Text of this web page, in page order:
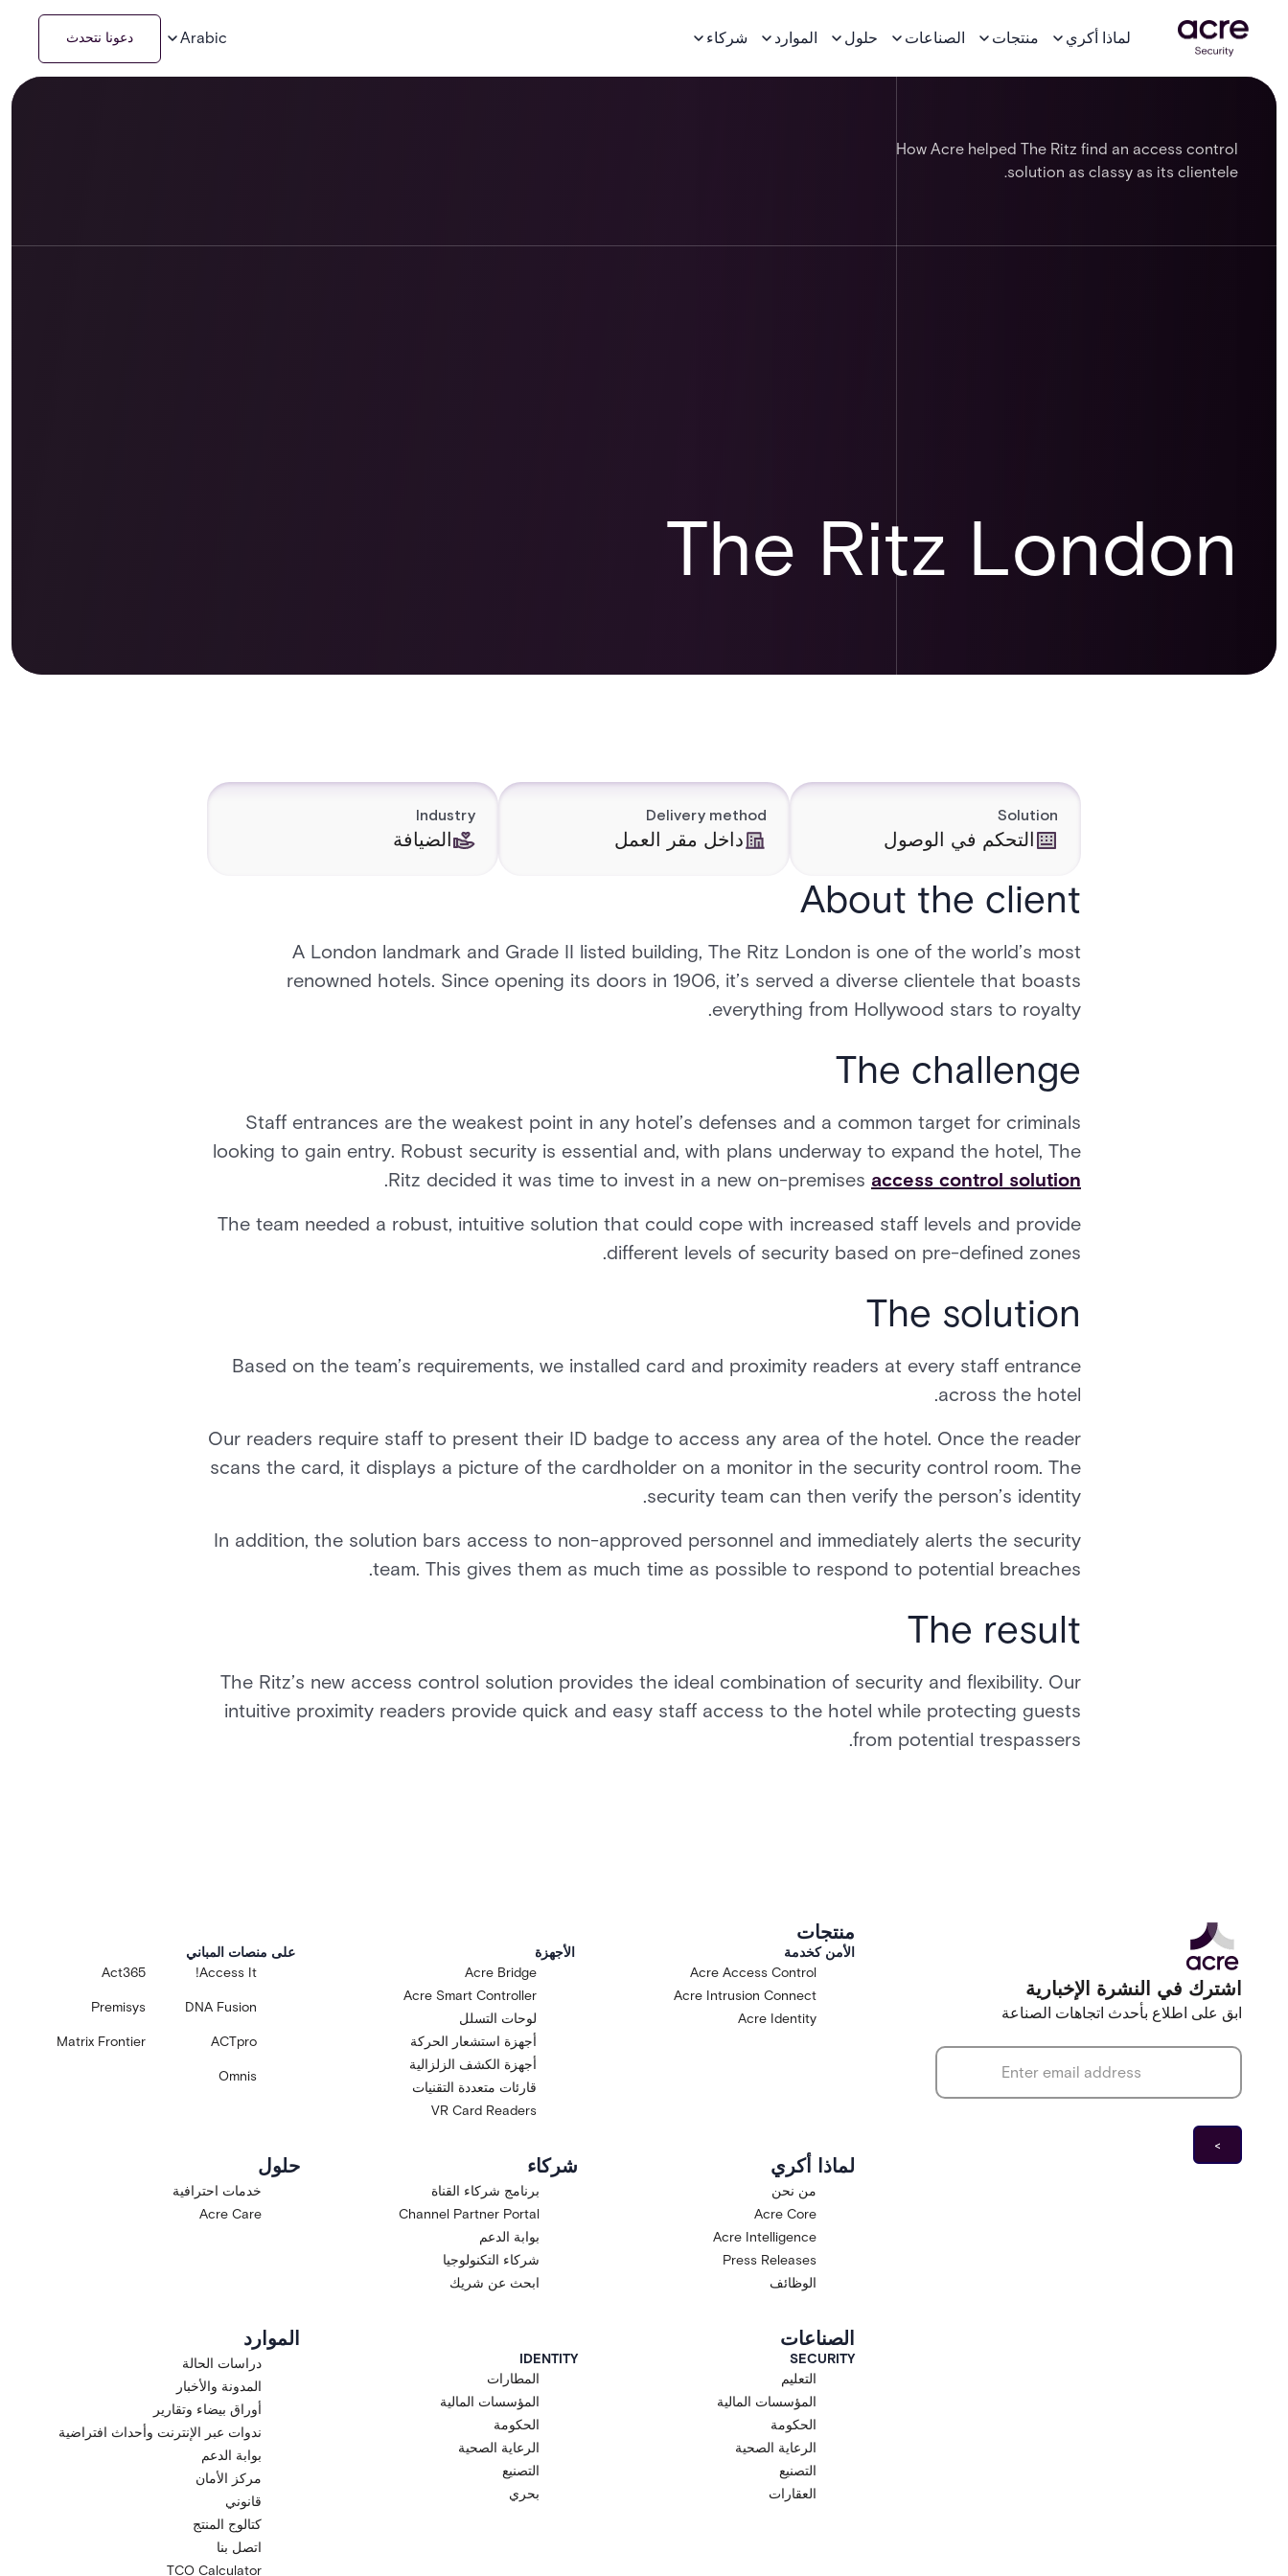
لماذا أكري منتجات الصناعات حلول الموارد شركاء Arabic دعونا نتحدث
The Ritz London
How Acre helped The Ritz find an access control
solution as classy as its clientele.
Solution
التحكم في الوصول
Delivery method
داخل مقر العمل
Industry
الضيافة
About the client
A London landmark and Grade II listed building, The Ritz London is one of the world’s most
renowned hotels. Since opening its doors in 1906, it’s served a diverse clientele that boasts
everything from Hollywood stars to royalty.
The challenge
Staff entrances are the weakest point in any hotel’s defenses and a common target for criminals
looking to gain entry. Robust security is essential and, with plans underway to expand the hotel, The
Ritz decided it was time to invest in a new on-premises access control solution
.
The team needed a robust, intuitive solution that could cope with increased staff levels and provide
different levels of security based on pre-defined zones.
The solution
Based on the team’s requirements, we installed card and proximity readers at every staff entrance
across the hotel.
Our readers require staff to present their ID badge to access any area of the hotel. Once the reader
scans the card, it displays a picture of the cardholder on a monitor in the security control room. The
security team can then verify the person’s identity.
In addition, the solution bars access to non-approved personnel and immediately alerts the security
team. This gives them as much time as possible to respond to potential breaches.
The result
The Ritz’s new access control solution provides the ideal combination of security and flexibility. Our
intuitive proximity readers provide quick and easy staff access to the hotel while protecting guests
from potential trespassers.
اشترك في النشرة الإخبارية
ابق على اطلاع بأحدث اتجاهات الصناعة
منتجات
الأمن كخدمة
Acre Access Control
Acre Intrusion Connect
Acre Identity
الأجهزة
Acre Bridge
Acre Smart Controller
لوحات التسلل
أجهزة استشعار الحركة
أجهزة الكشف الزلزالية
قارئات متعددة التقنيات
VR Card Readers
على منصات المباني
Access It!
Act365
DNA Fusion
Premisys
ACTpro
Matrix Frontier
Omnis
لماذا أكري
من نحن
Acre Core
Acre Intelligence
Press Releases
الوظائف
شركاء
برنامج شركاء القناة
Channel Partner Portal
بوابة الدعم
شركاء التكنولوجيا
ابحث عن شريك
حلول
خدمات احترافية
Acre Care
الصناعات
SECURITY
التعليم
المؤسسات المالية
الحكومة
الرعاية الصحية
التصنيع
العقارات
IDENTITY
المطارات
المؤسسات المالية
الحكومة
الرعاية الصحية
التصنيع
بحري
الموارد
دراسات الحالة
المدونة والأخبار
أوراق بيضاء وتقارير
ندوات عبر الإنترنت وأحداث افتراضية
بوابة الدعم
مركز الأمان
قانوني
كتالوج المنتج
اتصل بنا
TCO Calculator